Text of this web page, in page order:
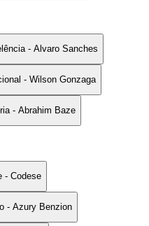
- Alvaro Sanches
- Wilson Gonzaga
- Abrahim Baze
- Codese
- Azury Benzion